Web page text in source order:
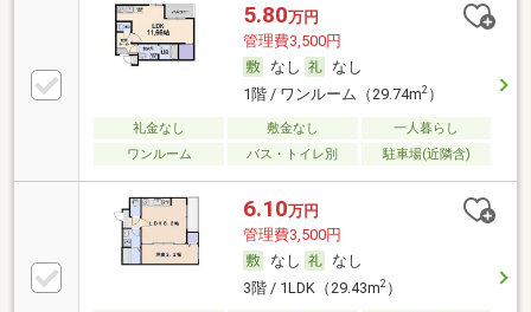
5.80万円
管理費3,500円
なし
なし
1階 / ワンルーム（29.74m2）
礼金なし 敷金なし
一人暮らし
ワンルーム
バス・トイレ別 駐車場(近隣含)
6.10万円
管理費3,500円
なし
なし
3階 / 1LDK（29.43m2）